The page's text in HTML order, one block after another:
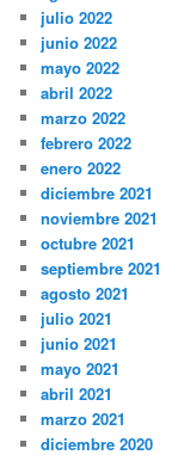
julio 2022
junio 2022
mayo 2022
abril 2022
marzo 2022
febrero 2022
enero 2022
diciembre 2021
noviembre 2021
octubre 2021
septiembre 2021
agosto 2021
julio 2021
junio 2021
mayo 2021
abril 2021
marzo 2021
diciembre 2020